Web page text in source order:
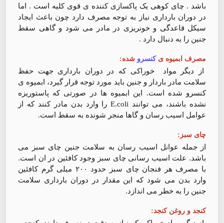
باشد . چای کوهی یک پاکسازی کننده ی قوی کلیه است . اما
در دوران بارداری نیاز به توجه مصرف دارد چون باعث ایجاد
سیکل قاعدگی و خونریزی در مادر می شود و گاهی سقط
جنین را به دنبال دارد .
مصرف ابمیوه ی کنسرو شده:
از دیگر مواد خوراکی که در دوران بارداری جهت حفظ
سلامت مادر باردار و جنین باید مورد توجه قرار گیرد، ابمیوه ی
کنسرو شده است. این ابمیوه ها در صورتی که پاستوریزه
نشده باشند، می توانند E.coli را وارد بدن مادر کنند که از
عوامل اسیب رسان و گاها منجر شونده به سقط است.
چای سبز:
از جمله عوانل اسیب رسان به سلامت جنین چای سبز می
باشد. علت اسیب رسانی چای سبز وجود کافئین در ان است.
با مصرف هر فنجان چای سبز حدود ۲۰۰ میلی گرم کافئین
وارد بدن می شود که این مقدار در دوران بارداری سلامت
جنین را به خطر می اندازد.
کنجد و روغن کنجد: